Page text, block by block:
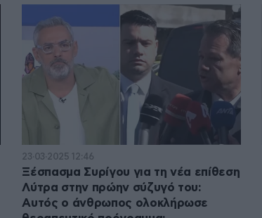
23·03·2025 12:46
Ξέσπασμα Συρίγου για τη νέα επίθεση
Λύτρα στην πρώην σύζυγό του:
Αυτός ο άνθρωπος ολοκλήρωσε